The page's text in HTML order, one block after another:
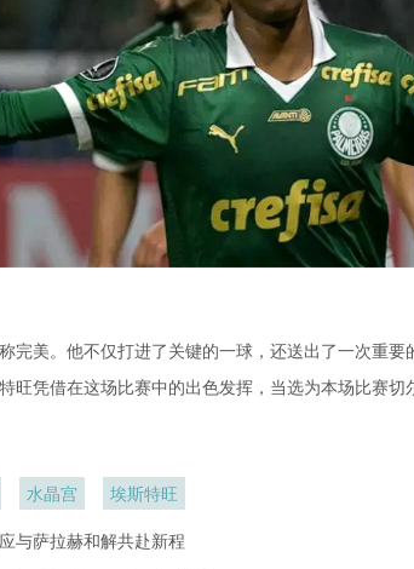
完美。他不仅打进了关键的一球，还送出了一次重要
旺凭借在这场比赛中的出色发挥，当选为本场比赛
水晶宫
埃斯特旺
与萨拉赫和解共赴新程